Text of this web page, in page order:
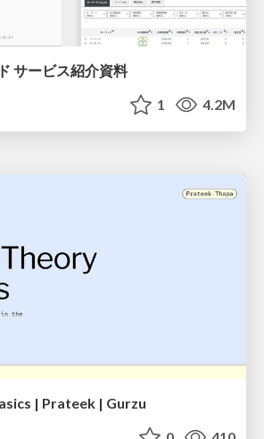
サービス紹介資料
1 4.2M
| Prateek | Gurzu